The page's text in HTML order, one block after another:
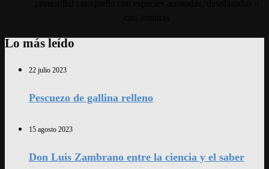
Lo más leído
22 julio 2023
Pescuezo de gallina relleno
15 agosto 2023
Don Luis Zambrano entre la ciencia y el saber